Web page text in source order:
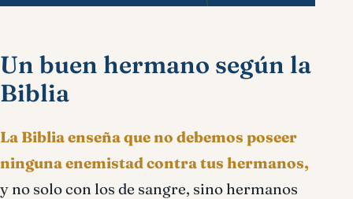
Un buen hermano según la
Biblia
La Biblia enseña que no debemos poseer
ninguna enemistad contra tus hermanos,
y no solo con los de sangre, sino hermanos